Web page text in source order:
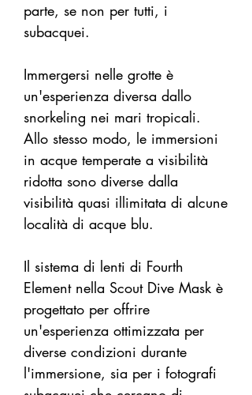
parte, se non per tutti, i
subacquei.
Immergersi nelle grotte è
un'esperienza diversa dallo
snorkeling nei mari tropicali.
Allo stesso modo, le immersioni
in acque temperate a visibilità
ridotta sono diverse dalla
visibilità quasi illimitata di alcune
località di acque blu.
Il sistema di lenti di Fourth
Element nella Scout Dive Mask è
progettato per offrire
un'esperienza ottimizzata per
diverse condizioni durante
l'immersione, sia per i fotografi